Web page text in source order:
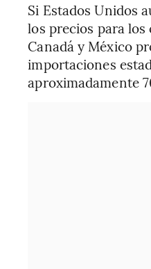
Si Estados Unidos
los precios para
Canadá y México
importaciones
aproximadamente